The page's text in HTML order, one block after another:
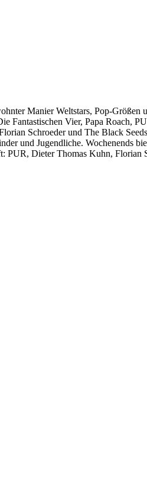
Manier Weltstars, Pop-Größen
Fantastischen Vier, Papa Roach,
Schroeder und The Black
und Jugendliche. Wochenends
PUR, Dieter Thomas Kuhn, Florian